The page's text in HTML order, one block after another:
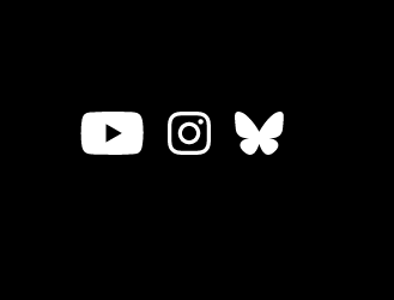
Youtube InstagramBluesky